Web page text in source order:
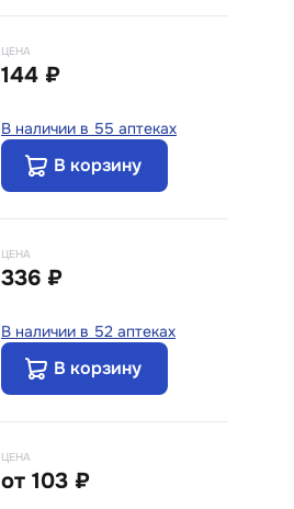
ЦЕНА
144 ₽
В наличии в 55 аптеках
В корзину
ЦЕНА
336 ₽
В наличии в 52 аптеках
В корзину
ЦЕНА
от 103 ₽